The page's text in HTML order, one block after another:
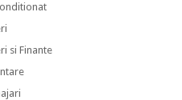
si Finante